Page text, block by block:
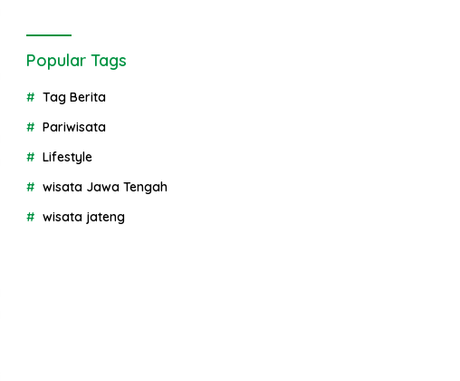
Popular Tags
Tag Berita
Pariwisata
Lifestyle
wisata Jawa Tengah
wisata jateng